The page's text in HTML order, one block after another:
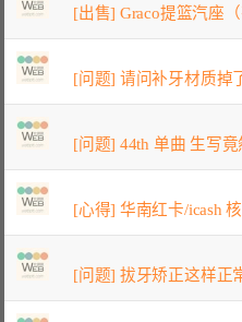
[出售] Graco提篮汽座
[问题] 请问补牙材质掉
[问题] 44th 单曲 生写竟
[心得] 华南红卡/icash
[问题] 拔牙矫正这样正